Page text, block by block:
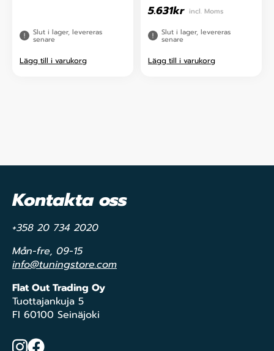
Slut i lager, levereras
senare
Lägg till i varukorg
5.631kr incl. Moms
Slut i lager, levereras
senare
Lägg till i varukorg
Kontakta oss
+358 20 734 2020
Mån-fre, 09-15
info@tuningstore.com
Flat Out Trading Oy
Tuottajankuja 5
FI 60100 Seinäjoki